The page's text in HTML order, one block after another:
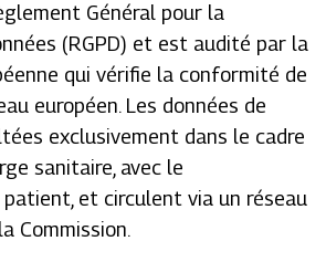
Général pour la
(RGPD) et est audité par la
qui vérifie la conformité de
européen. Les données de
exclusivement dans le cadre
sanitaire, avec le
et circulent via un réseau
Commission.